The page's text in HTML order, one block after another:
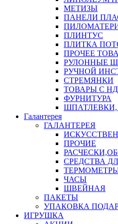
МЕТИЗЫ
ПАНЕЛИ
ПЛИНТУС
ПЛИТКА
ПРОЧЕЕ
РУЛОННЫЕ
РУЧНОЙ
СТРЕМЯНКИ
ТОВАРЫ С
ФУРНИТУРА
Галантерея
ГАЛАНТЕРЕЯ
ПРОЧИЕ
СРЕДСТВА
ЧАСЫ
ШВЕЙНАЯ
ПАКЕТЫ
УПАКОВКА
ИГРУШКА